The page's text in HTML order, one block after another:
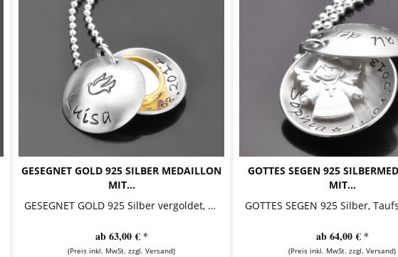
GESEGNET GOLD 925 SILBER MEDAILLON
MIT...
GESEGNET GOLD 925 Silber vergoldet, Medaillon mit Taufring, Taufkette Diese zauberhafte Taufkette mit Gravur besteht aus einem...
ab 63,00 € *
(Preis inkl. MwSt. zzgl. Versand)
GOTTES SEGEN 925
MIT...
ab 64,00 € *
(Preis inkl. MwSt. zzgl. Versand)